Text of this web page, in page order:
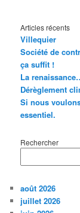
Articles récents
Villequier
Société de
ça suffit !
La
Dérèglement
Si nous
essentiel.
Rechercher
août 2026
juillet 2026